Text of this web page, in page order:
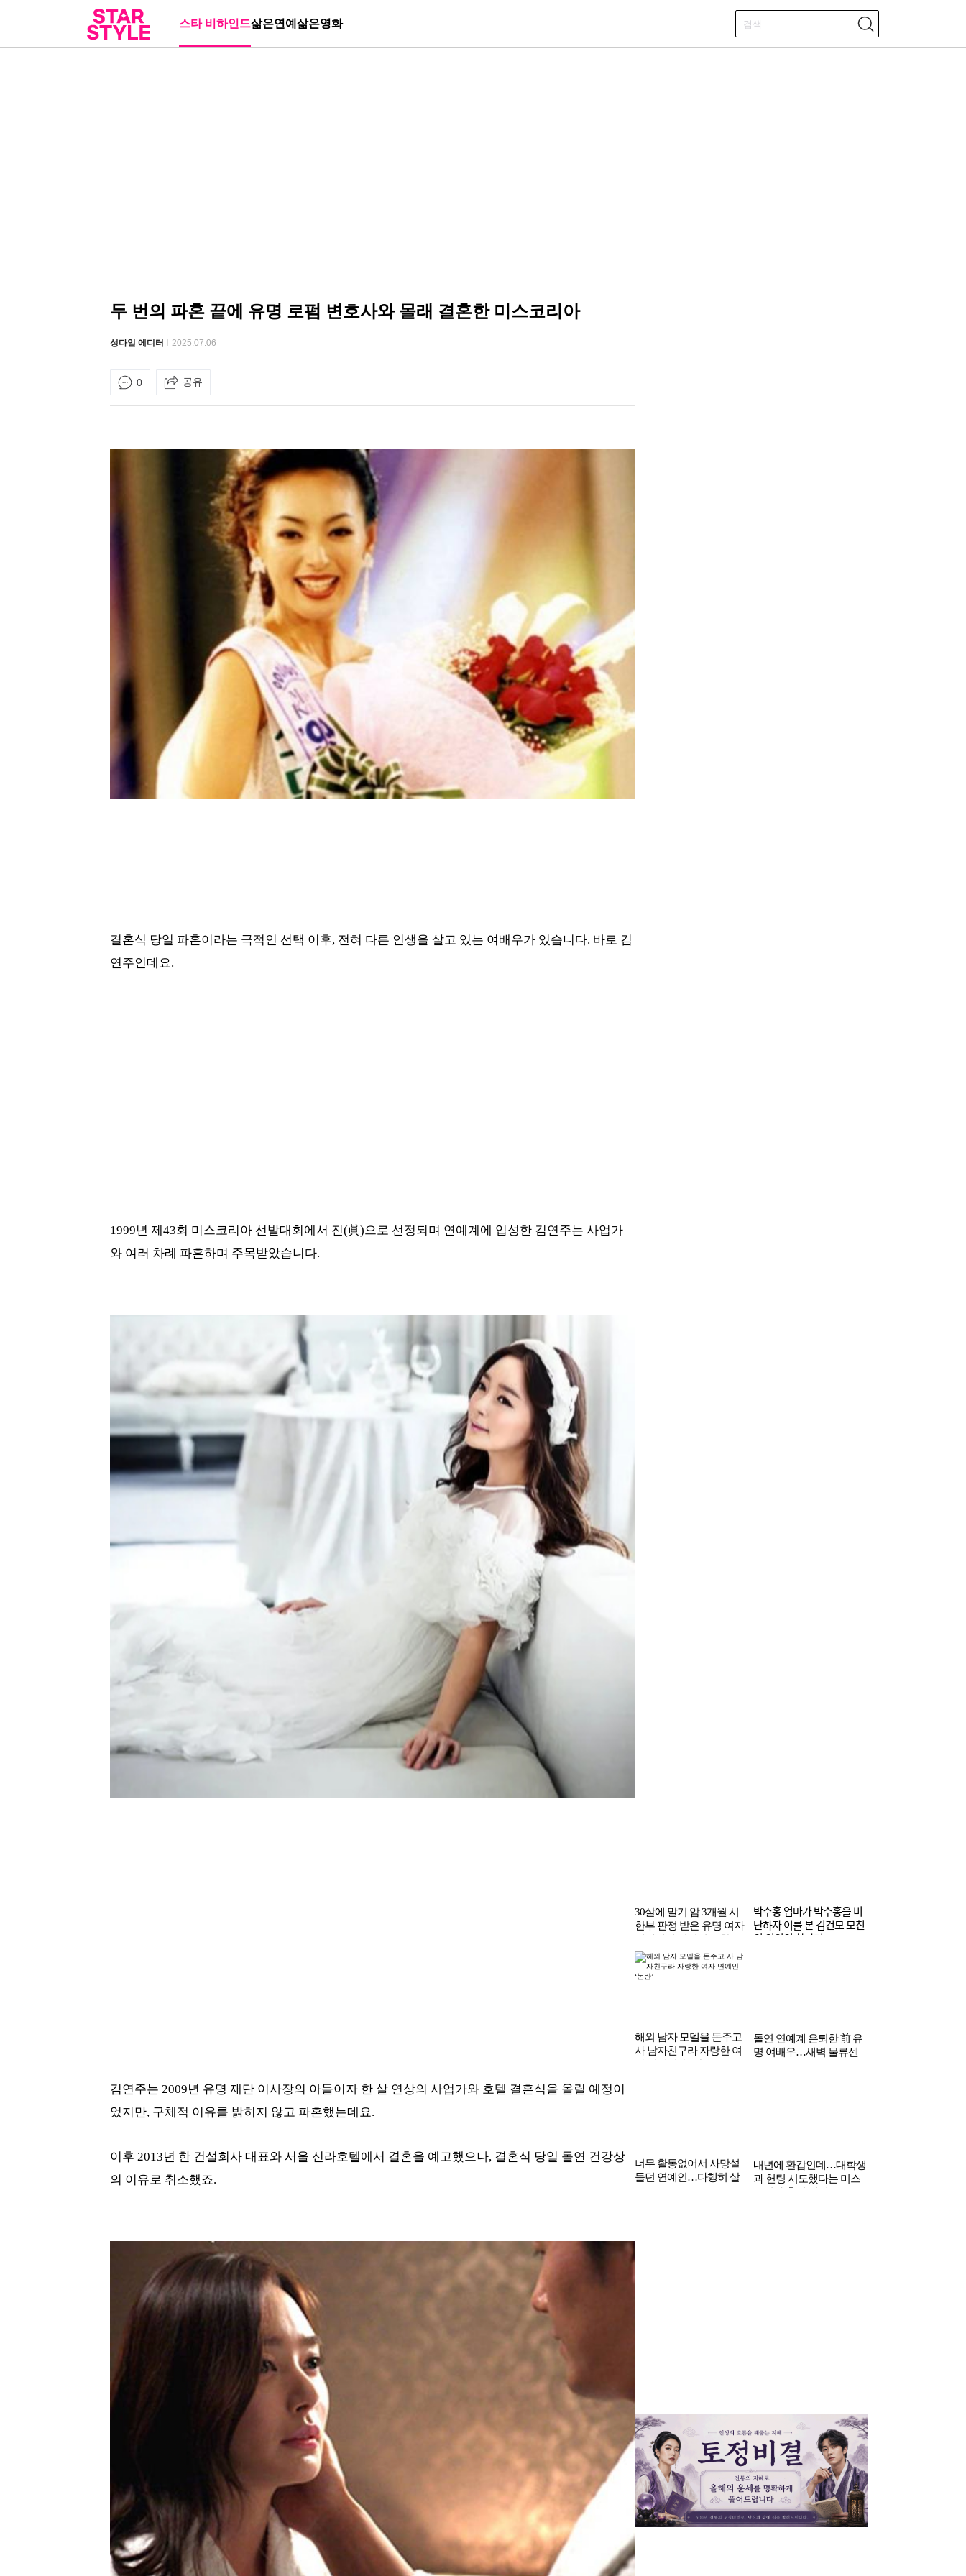
스타 비하인드삶은연예 삶은영화
두 번의 파혼 끝에 유명 로펌 변호사와 몰래 결혼한 미스코리아
성다일 에디터 2025.07.06
0 공유
결혼식 당일 파혼이라는 극적인 선택 이후, 전혀 다른 인생을 살고 있는 여배우가 있습니다. 바로 김
연주인데요.
1999년 제43회 미스코리아 선발대회에서 진(眞)으로 선정되며 연예계에 입성한 김연주는 사업가
와 여러 차례 파혼하며 주목받았습니다.
김연주는 2009년 유명 재단 이사장의 아들이자 한 살 연상의 사업가와 호텔 결혼식을 올릴 예정이
었지만, 구체적 이유를 밝히지 않고 파혼했는데요.
이후 2013년 한 건설회사 대표와 서울 신라호텔에서 결혼을 예고했으나, 결혼식 당일 돌연 건강상
의 이유로 취소했죠.